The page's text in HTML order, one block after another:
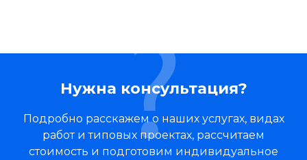
Нужна консультация?
Подробно расскажем о наших услугах, видах
работ и типовых проектах, рассчитаем
стоимость и подготовим индивидуальное